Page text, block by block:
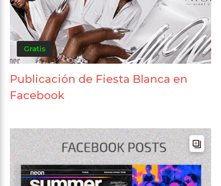
Gratis
Publicación de Fiesta Blanca en
Facebook